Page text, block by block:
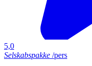
5,0
Selskabspakke /pers